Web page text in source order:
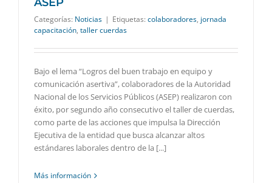
Categorías: Noticias | Etiquetas: colaboradores, jornada
capacitación, taller cuerdas
Bajo el lema “Logros del buen trabajo en equipo y
comunicación asertiva”, colaboradores de la Autoridad
Nacional de los Servicios Públicos (ASEP) realizaron con
éxito, por segundo año consecutivo el taller de cuerdas,
como parte de las acciones que impulsa la Dirección
Ejecutiva de la entidad que busca alcanzar altos
estándares laborales dentro de la [...]
Más información